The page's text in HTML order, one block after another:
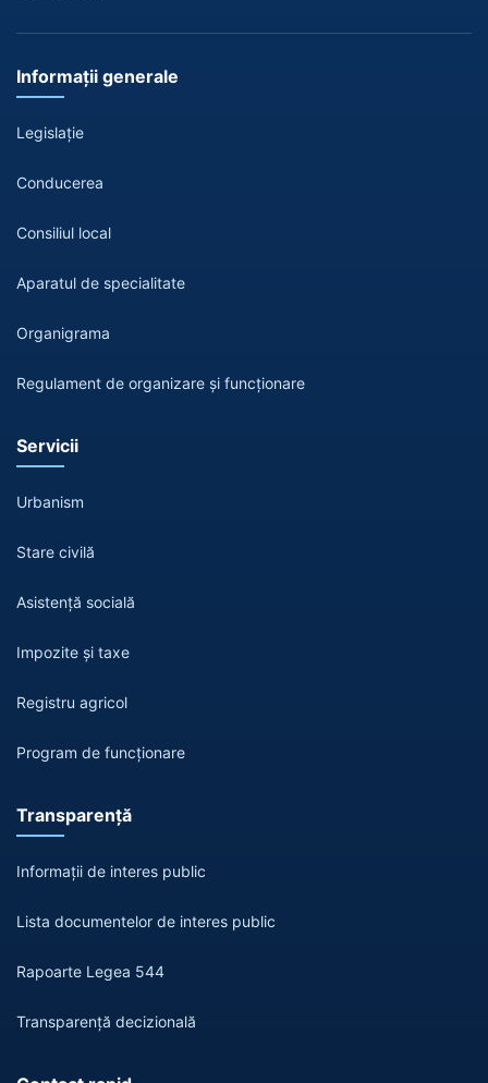
Informații generale
Legislație
Conducerea
Consiliul local
Aparatul de specialitate
Organigrama
Regulament de organizare și funcționare
Servicii
Urbanism
Stare civilă
Asistență socială
Impozite și taxe
Registru agricol
Program de funcționare
Transparență
Informații de interes public
Lista documentelor de interes public
Rapoarte Legea 544
Transparență decizională